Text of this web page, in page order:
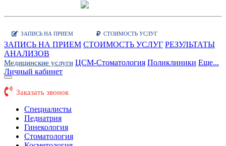
ЗАПИСЬ НА ПРИЕМ СТОИМОСТЬ УСЛУГ
ЗАПИСЬ НА ПРИЕМ СТОИМОСТЬ УСЛУГ РЕЗУЛЬТАТЫ
АНАЛИЗОВ
Медицинские услуги ЦСМ-Стоматология Поликлиники Еще...
Личный кабинет
Заказать звонок
Специалисты
Педиатрия
Гинекология
Стоматология